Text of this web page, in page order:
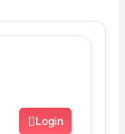
Login